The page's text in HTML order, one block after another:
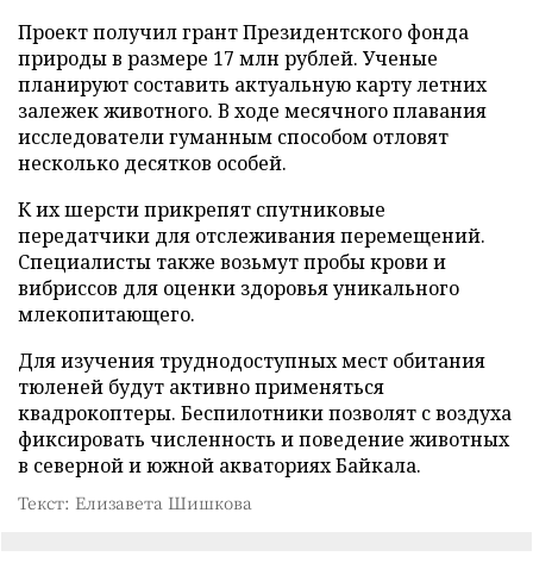
Проект получил грант Президентского фонда
природы в размере 17 млн рублей. Ученые
планируют составить актуальную карту летних
залежек животного. В ходе месячного плавания
исследователи гуманным способом отловят
несколько десятков особей.
К их шерсти прикрепят спутниковые
передатчики для отслеживания перемещений.
Специалисты также возьмут пробы крови и
вибриссов для оценки здоровья уникального
млекопитающего.
Для изучения труднодоступных мест обитания
тюленей будут активно применяться
квадрокоптеры. Беспилотники позволят с воздуха
фиксировать численность и поведение животных
в северной и южной акваториях Байкала.
Текст: Елизавета Шишкова